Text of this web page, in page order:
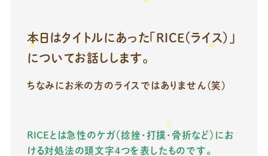
本日はタイトルにあった「RICE（ライス）」
についてお話しします。
ちなみにお米の方のライスではありません(笑)
RICEとは急性のケガ（捻挫・打撲・骨折など）にお
ける対処法の頭文字4つを表したものです。